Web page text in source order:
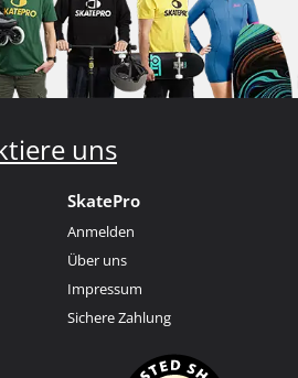
uns
SkatePro
Anmelden
Über uns
Impressum
Sichere Zahlung